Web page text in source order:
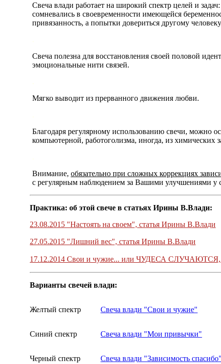
Свеча влади работает на широкий спектр целей и
сомневались в своевременности имеющейся
привязанность, а попытки довериться другому
Свеча полезна для восстановления своей половой
эмоциональные нити связей.
Мягко выводит из прерванного движения любви.
Благодаря регулярному использованию свечи, можно
компьютерной, работоголизма, иногда, из химических
Внимание, обязательно при сложных коррекциях
с регулярным наблюдением за Вашими улучшениями у
Практика: об этой свече в статьях Ирины В.Влади:
23.08.2015 "Настоять на своем", статья Ирины В.Влади
27.05.2015 "Лишний вес", статья Ирины В.Влади
17.12.2014 Свои и чужие... или ЧУДЕСА СЛУЧАЮТСЯ,
Варианты свечей влади:
Желтый спектр Свеча влади "Свои и чужие"
Синий спектр Свеча влади "Мои привычки"
Черный спектр Свеча влади "Зависимость спасибо"